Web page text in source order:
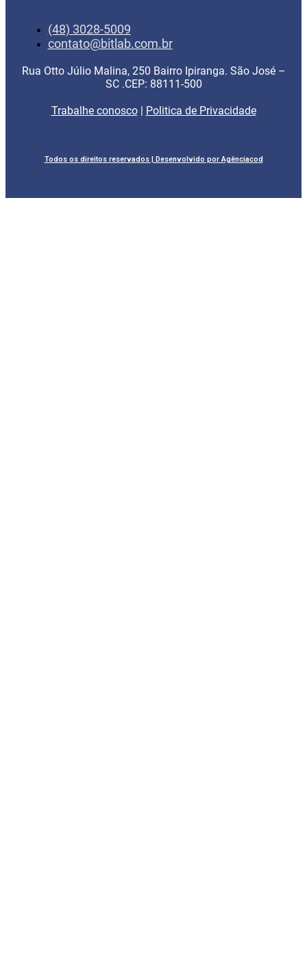
(48) 3028-5009
contato@bitlab.com.br
Rua Otto Júlio Malina, 250 Bairro Ipiranga. São José –
SC .CEP: 88111-500
Trabalhe conosco| Politica de Privacidade
Todos os direitos reservados | Desenvolvido por Agênciacod